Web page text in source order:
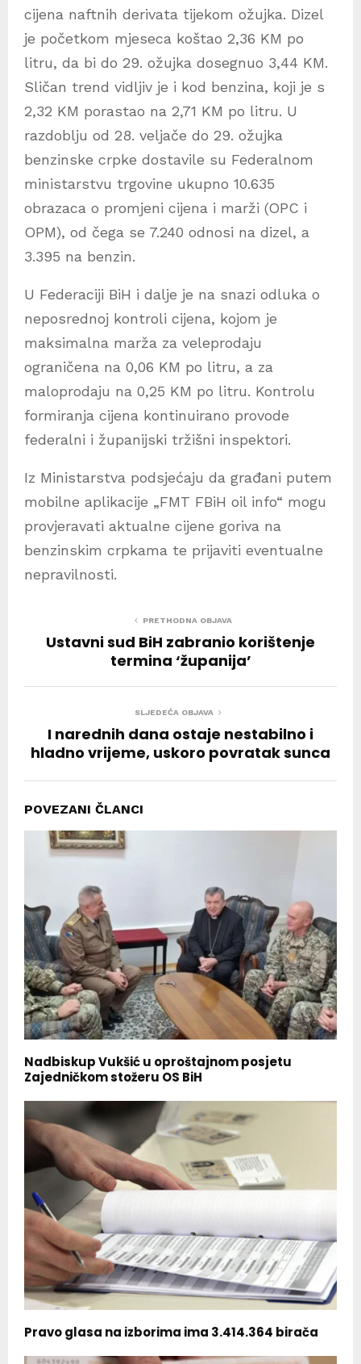
cijena naftnih derivata tijekom ožujka. Dizel
je početkom mjeseca koštao 2,36 KM po
litru, da bi do 29. ožujka dosegnuo 3,44 KM.
Sličan trend vidljiv je i kod benzina, koji je s
2,32 KM porastao na 2,71 KM po litru. U
razdoblju od 28. veljače do 29. ožujka
benzinske crpke dostavile su Federalnom
ministarstvu trgovine ukupno 10.635
obrazaca o promjeni cijena i marži (OPC i
OPM), od čega se 7.240 odnosi na dizel, a
3.395 na benzin.
U Federaciji BiH i dalje je na snazi odluka o
neposrednoj kontroli cijena, kojom je
maksimalna marža za veleprodaju
ograničena na 0,06 KM po litru, a za
maloprodaju na 0,25 KM po litru. Kontrolu
formiranja cijena kontinuirano provode
federalni i županijski tržišni inspektori.
Iz Ministarstva podsjećaju da građani putem
mobilne aplikacije „FMT FBiH oil info“ mogu
provjeravati aktualne cijene goriva na
benzinskim crpkama te prijaviti eventualne
nepravilnosti.
PRETHODNA OBJAVA
Ustavni sud BiH zabranio korištenje
termina ‘županija’
SLJEDEĆA OBJAVA
I narednih dana ostaje nestabilno i
hladno vrijeme, uskoro povratak sunca
POVEZANI ČLANCI
Nadbiskup Vukšić u oproštajnom posjetu
Zajedničkom stožeru OS BiH
Pravo glasa na izborima ima 3.414.364 birača